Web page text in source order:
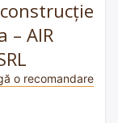
– AIR
o recomandare